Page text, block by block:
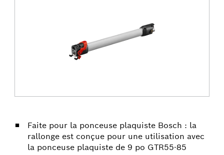
Faite pour la ponceuse plaquiste Bosch : la
rallonge est conçue pour une utilisation avec
la ponceuse plaquiste de 9 po GTR55-85